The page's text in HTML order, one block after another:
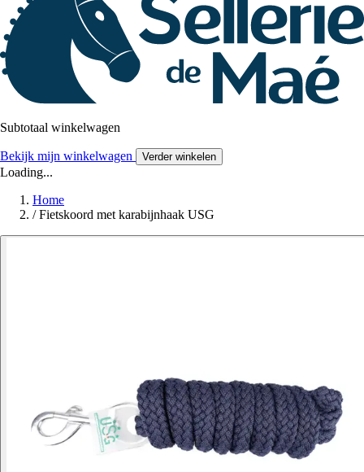
Subtotaal winkelwagen
Bekijk mijn winkelwagen Verder winkelen
Loading...
Home
/ Fietskoord met karabijnhaak USG